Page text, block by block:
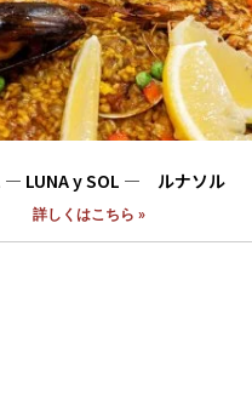
― LUNA y SOL ― ルナソル
詳しくはこちら »